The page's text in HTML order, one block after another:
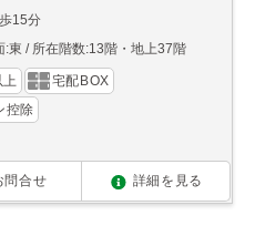
15分
:東 所在階数:13階・地上37階
宅配BOX
控除
問合せ 詳細を見る